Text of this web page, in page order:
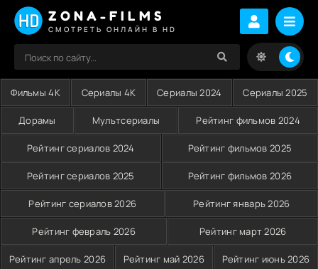
ZONA-FILMS
СМОТРЕТЬ ОНЛАЙН В HD
Фильмы 4K Сериалы 4K Сериалы 2024 Сериалы 2025
Дорамы Мультсериалы Рейтинг фильмов 2024
Рейтинг сериалов 2024 Рейтинг фильмов 2025
Рейтинг сериалов 2025 Рейтинг фильмов 2026
Рейтинг сериалов 2026 Рейтинг январь 2026
Рейтинг февраль 2026 Рейтинг март 2026
Рейтинг апрель 2026 Рейтинг май 2026 Рейтинг июнь 2026